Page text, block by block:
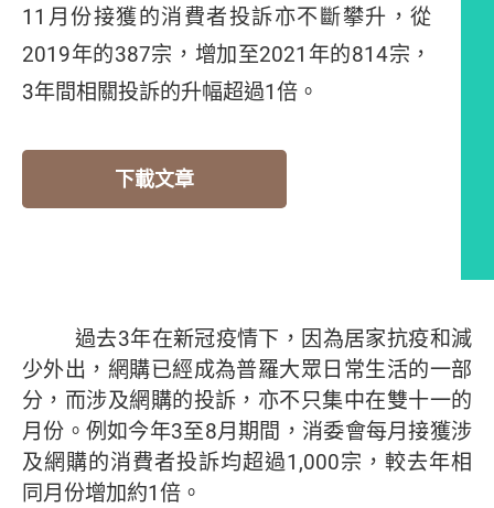
11月份接獲的消費者投訴亦不斷攀升，從
2019年的387宗，增加至2021年的814宗，
3年間相關投訴的升幅超過1倍。
下載文章
過去3年在新冠疫情下，因為居家抗疫和減
少外出，網購已經成為普羅大眾日常生活的一部
分，而涉及網購的投訴，亦不只集中在雙十一的
月份。例如今年3至8月期間，消委會每月接獲涉
及網購的消費者投訴均超過1,000宗，較去年相
同月份增加約1倍。